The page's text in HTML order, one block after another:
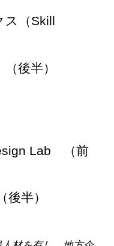
ス（Skill
後半）
Lab （前
半）